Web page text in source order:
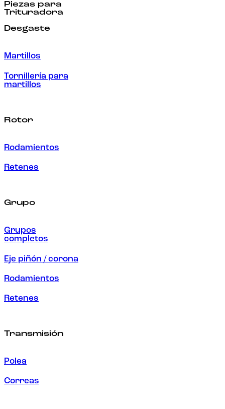
Piezas para
Trituradora
Desgaste
Martillos
Tornillería para
martillos
Rotor
Rodamientos
Retenes
Grupo
Grupos
completos
Eje piñón / corona
Rodamientos
Retenes
Transmisión
Polea
Correas